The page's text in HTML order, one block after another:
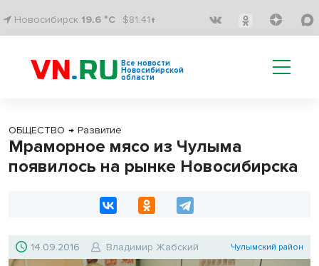
Новосибирск 19.6 °C $81.41↑
Все новости
Новосибирской
области
ОБЩЕСТВО → Развитие
Мраморное мясо из Чулыма
появилось на рынке Новосибирска
14.09.2016 Владимир Жабский Чулымский район